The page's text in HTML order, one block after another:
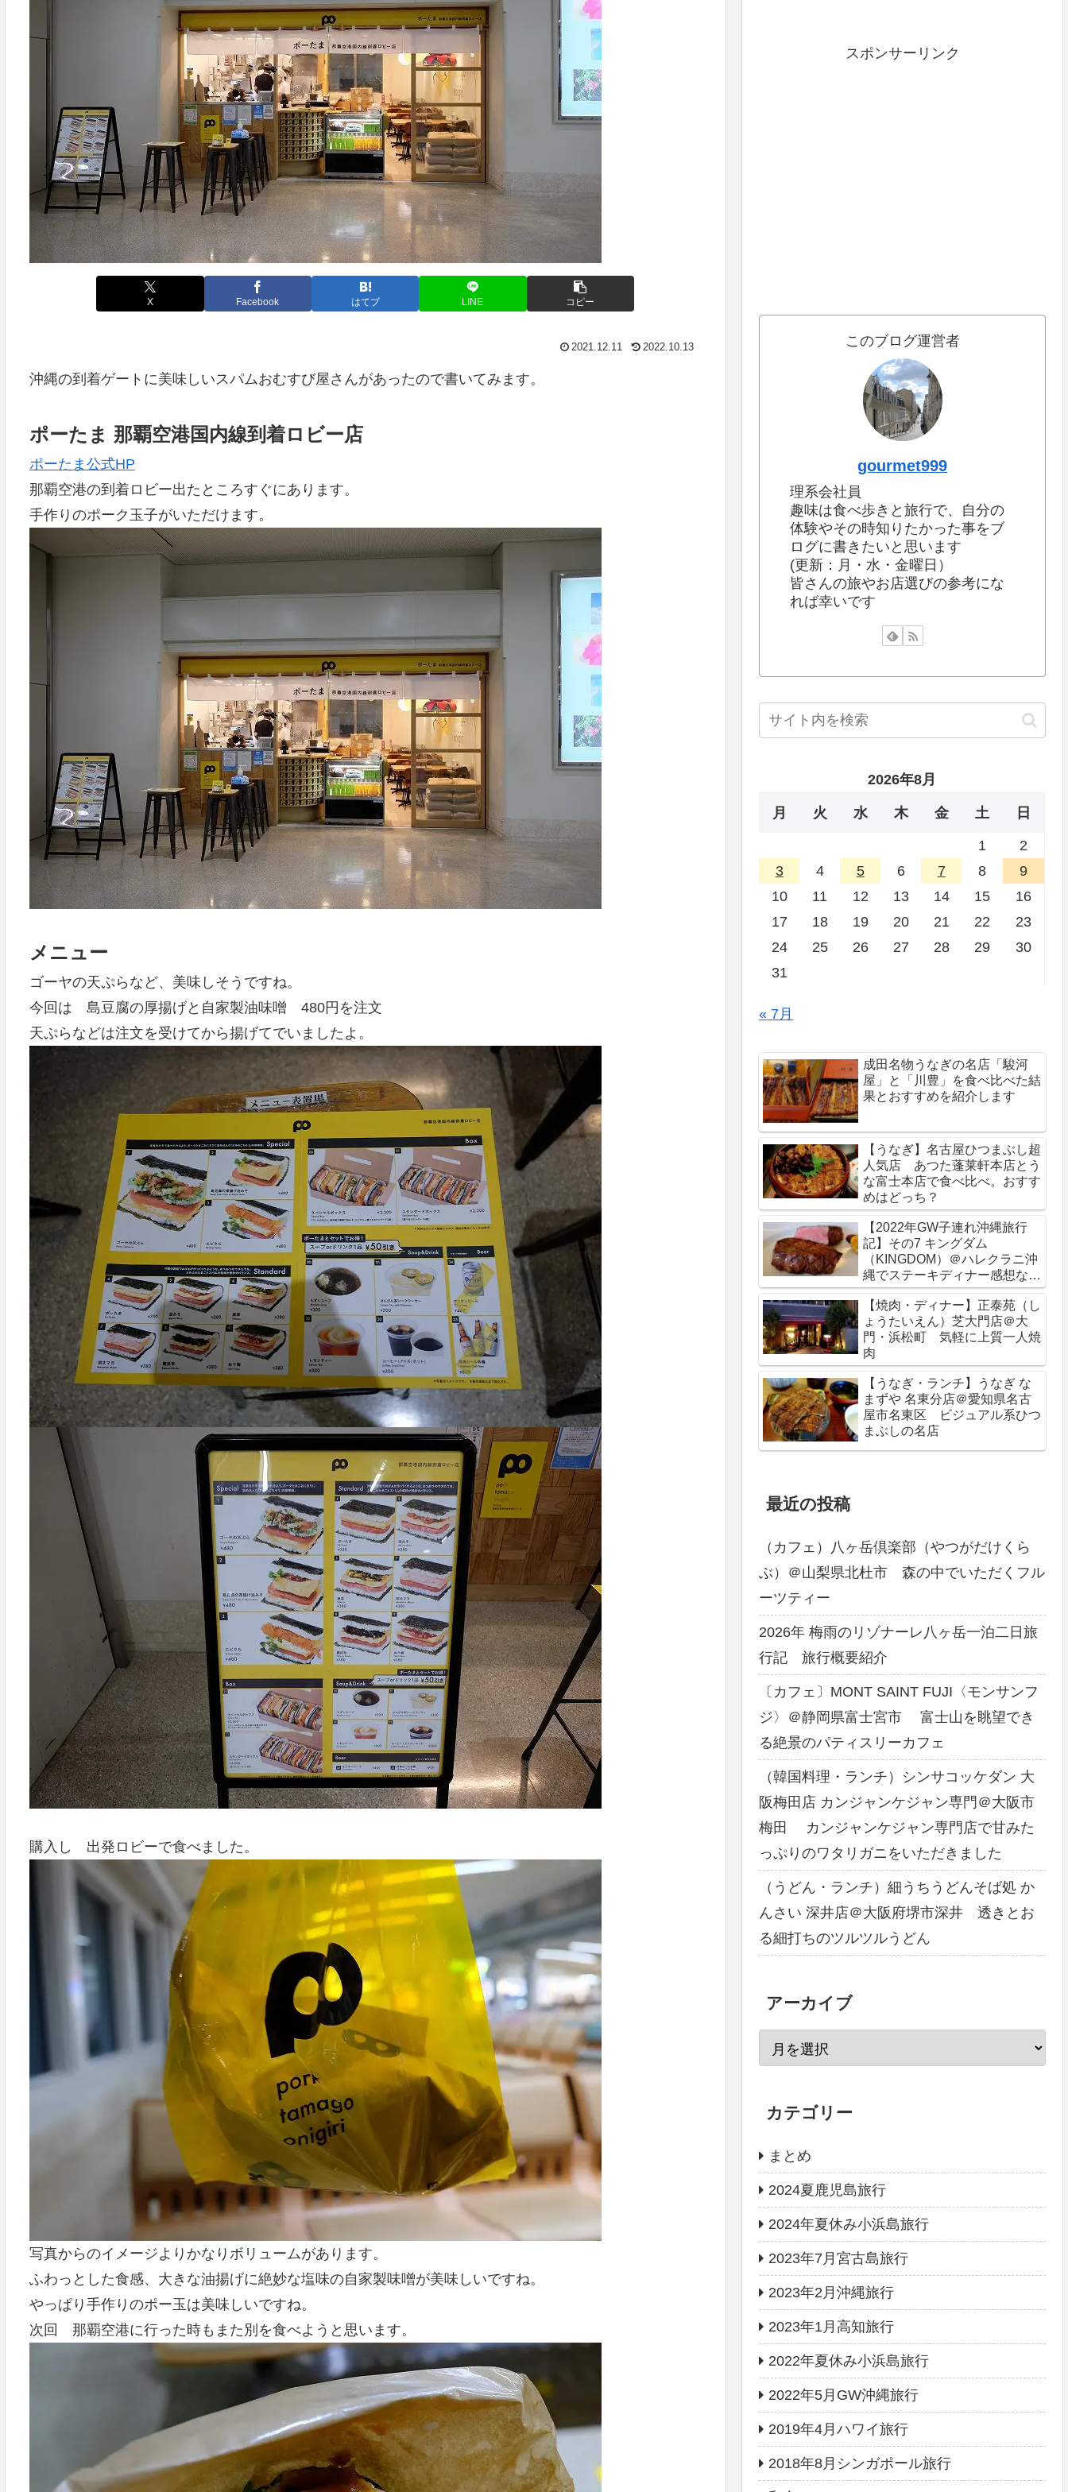
X Facebook はてブ LINE コピー
2021.12.11 2022.10.13
沖縄の到着ゲートに美味しいスパムおむすび屋さんがあったので書いてみます。
ポーたま 那覇空港国内線到着ロビー店
ポーたま公式HP
那覇空港の到着ロビー出たところすぐにあります。
手作りのポーク玉子がいただけます。
メニュー
ゴーヤの天ぷらなど、美味しそうですね。
今回は 島豆腐の厚揚げと自家製油味噌 480円を注文
天ぷらなどは注文を受けてから揚げてでいましたよ。
購入し 出発ロビーで食べました。
写真からのイメージよりかなりボリュームがあります。
ふわっとした食感、大きな油揚げに絶妙な塩味の自家製味噌が美味しいですね。
やっぱり手作りのポー玉は美味しいですね。
次回 那覇空港に行った時もまた別を食べようと思います。
スポンサーリンク
このブログ運営者
gourmet999
理系会社員
趣味は食べ歩きと旅行で、自分の
体験やその時知りたかった事をブ
ログに書きたいと思います
(更新：月・水・金曜日）
皆さんの旅やお店選びの参考にな
れば幸いです
2026年8月
月 火 水 木 金 土 日
1
2
3
4 5 6 7 8
9
10
11 12 13 14 15
16
17
18 19 20 21 22
23
24
25 26 27 28 29
30
31
« 7月
成田名物うなぎの名店「駿河
屋」と「川豊」を食べ比べた結
果とおすすめを紹介します
【うなぎ】名古屋ひつまぶし超
人気店 あつた蓬莱軒本店とう
な富士本店で食べ比べ。おすす
めはどっち？
【2022年GW子連れ沖縄旅行
記】その7 キングダム
（KINGDOM）＠ハレクラニ沖
縄でステーキディナー感想など
をブログレビュー
【焼肉・ディナー】正泰苑（し
ょうたいえん）芝大門店＠大
門・浜松町 気軽に上質一人焼
肉
【うなぎ・ランチ】うなぎ な
まずや 名東分店＠愛知県名古
屋市名東区 ビジュアル系ひつ
まぶしの名店
最近の投稿
（カフェ）八ヶ岳倶楽部（やつがだけくら
ぶ）＠山梨県北杜市 森の中でいただくフル
ーツティー
2026年 梅雨のリゾナーレ八ヶ岳一泊二日旅
行記 旅行概要紹介
〔カフェ〕MONT SAINT FUJI〈モンサンフ
ジ〉＠静岡県富士宮市 富士山を眺望でき
る絶景のパティスリーカフェ
（韓国料理・ランチ）シンサコッケダン 大
阪梅田店 カンジャンケジャン専門＠大阪市
梅田 カンジャンケジャン専門店で甘みた
っぷりのワタリガニをいただきました
（うどん・ランチ）細うちうどんそば処 か
んさい 深井店＠大阪府堺市深井 透きとお
る細打ちのツルツルうどん
アーカイブ
カテゴリー
まとめ
2024夏鹿児島旅行
2024年夏休み小浜島旅行
2023年7月宮古島旅行
2023年2月沖縄旅行
2023年1月高知旅行
2022年夏休み小浜島旅行
2022年5月GW沖縄旅行
2019年4月ハワイ旅行
2018年8月シンガポール旅行